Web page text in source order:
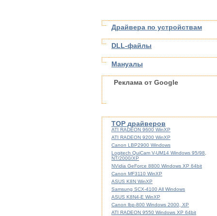
Драйвера по устройствам
DLL-файлы
Мануалы
Реклама от Google
TOP драйверов
ATI RADEON 9600 WinXP
ATI RADEON 9200 WinXP
Canon LBP2900 Windows
Logitech QuiCam V-UM14 Windows 95/98,
NT/2000/XP
NVidia GeForce 8800 Windows XP 64bit
Canon MF3110 WinXP
ASUS K8N WinXP
Samsung SCX-4100 All Windows
ASUS K8N4-E WinXP
Canon lbp-800 Windows 2000, XP
ATI RADEON 9550 Windows XP 64bit